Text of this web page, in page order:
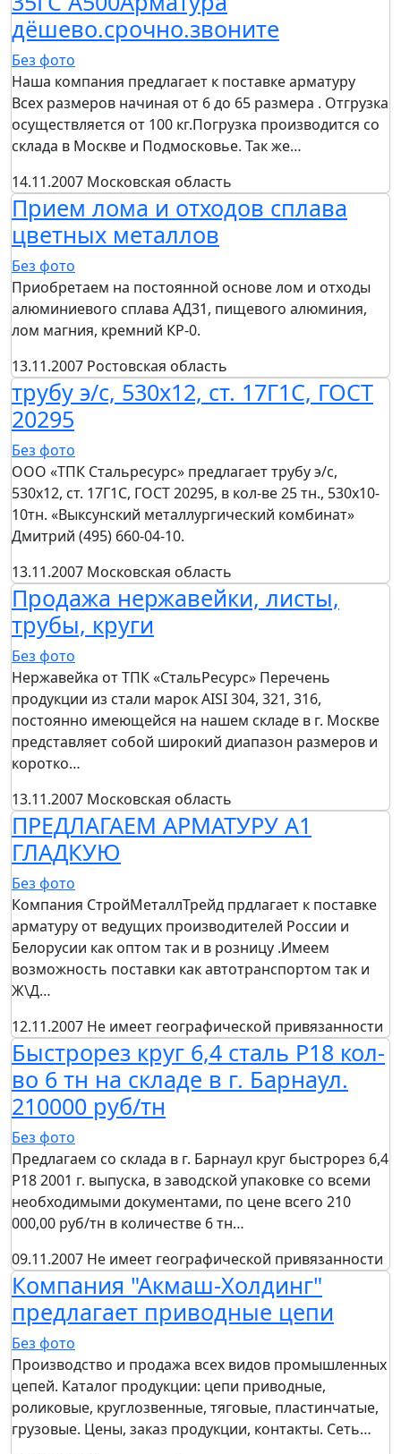
дёшево.срочно.звоните
Без фото
Наша компания предлагает к поставке арматуру
Всех размеров начиная от 6 до 65 размера . Отгрузка
осуществляется от 100 кг.Погрузка производится со
склада в Москве и Подмосковье. Так же…
14.11.2007 Московская область
Прием лома и отходов сплава
цветных металлов
Без фото
Приобретаем на постоянной основе лом и отходы
алюминиевого сплава АД31, пищевого алюминия,
лом магния, кремний КР-0.
13.11.2007 Ростовская область
трубу э/с, 530х12, ст. 17Г1С, ГОСТ
20295
Без фото
ООО «ТПК Стальресурс» предлагает трубу э/с,
530х12, ст. 17Г1С, ГОСТ 20295, в кол-ве 25 тн., 530х10-
10тн. «Выксунский металлургический комбинат»
Дмитрий (495) 660-04-10.
13.11.2007 Московская область
Продажа нержавейки, листы,
трубы, круги
Без фото
Нержавейка от ТПК «СтальРесурс» Перечень
продукции из стали марок AISI 304, 321, 316,
постоянно имеющейся на нашем складе в г. Москве
представляет собой широкий диапазон размеров и
коротко…
13.11.2007 Московская область
ПРЕДЛАГАЕМ АРМАТУРУ А1
ГЛАДКУЮ
Без фото
Компания СтройМеталлТрейд прдлагает к поставке
арматуру от ведущих производителей России и
Белорусии как оптом так и в розницу .Имеем
возможность поставки как автотранспортом так и
Ж\Д…
12.11.2007 Не имеет географической привязанности
Быстрорез круг 6,4 сталь Р18 кол-
во 6 тн на складе в г. Барнаул.
210000 руб/тн
Без фото
Предлагаем со склада в г. Барнаул круг быстрорез 6,4
Р18 2001 г. выпуска, в заводской упаковке со всеми
необходимыми документами, по цене всего 210
000,00 руб/тн в количестве 6 тн…
09.11.2007 Не имеет географической привязанности
Компания "Акмаш-Холдинг"
предлагает приводные цепи
Без фото
Производство и продажа всех видов промышленных
цепей. Каталог продукции: цепи приводные,
роликовые, круглозвенные, тяговые, пластинчатые,
грузовые. Цены, заказ продукции, контакты. Сеть…